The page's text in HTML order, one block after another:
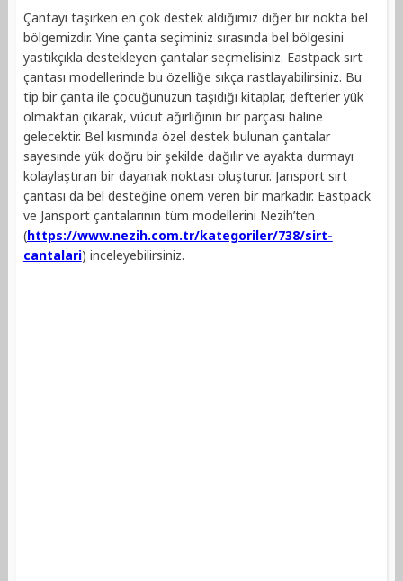
Çantayı taşırken en çok destek aldığımız diğer bir nokta bel
bölgemizdir. Yine çanta seçiminiz sırasında bel bölgesini
yastıkçıkla destekleyen çantalar seçmelisiniz. Eastpack sırt
çantası modellerinde bu özelliğe sıkça rastlayabilirsiniz. Bu
tip bir çanta ile çocuğunuzun taşıdığı kitaplar, defterler yük
olmaktan çıkarak, vücut ağırlığının bir parçası haline
gelecektir. Bel kısmında özel destek bulunan çantalar
sayesinde yük doğru bir şekilde dağılır ve ayakta durmayı
kolaylaştıran bir dayanak noktası oluşturur. Jansport sırt
çantası da bel desteğine önem veren bir markadır. Eastpack
ve Jansport çantalarının tüm modellerini Nezih’ten
(https://www.nezih.com.tr/kategoriler/738/sirt-
cantalari) inceleyebilirsiniz.